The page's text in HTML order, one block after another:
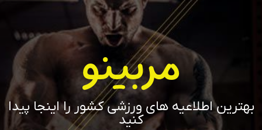
مربینو
بهترین اطلاعیه های ورزشی کشور را اینجا پیدا
کنید